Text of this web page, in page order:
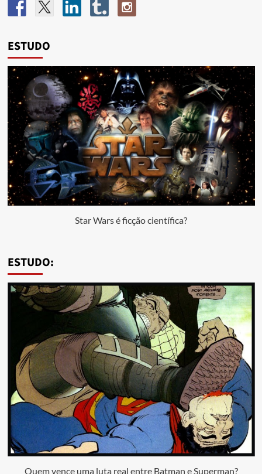
ESTUDO
Star Wars é ficção científica?
ESTUDO:
Quem vence uma luta real entre Batman e Superman?